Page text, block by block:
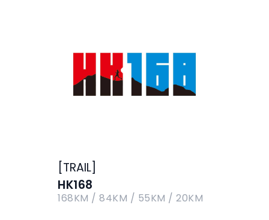
[TRAIL]
HK168
168KM / 84KM / 55KM / 20KM